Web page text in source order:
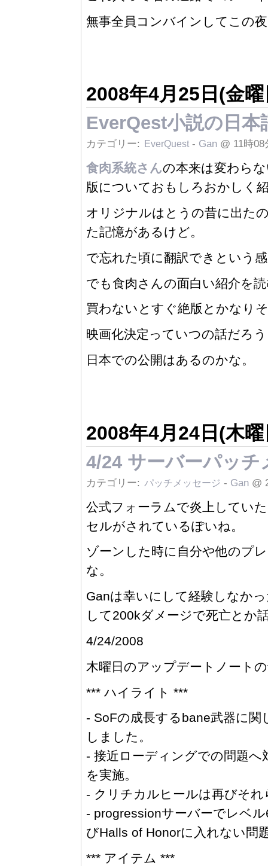
無事全員コンバインしてこの
2008年4月25日(金
EverQest小説の日本
カテゴリー: EverQuest- Gan @ 11時08
食肉系統さんの本来は変わら
版についておもしろおかしく
オリジナルはとうの昔に出た
た記憶があるけど。
で忘れた頃に翻訳できという
でも食肉さんの面白い紹介を
買わないとすぐ絶版とかなり
映画化決定っていつの話だろ
日本での公開はあるのかな。
2008年4月24日(木
4/24 サーバーパッチ
カテゴリー: パッチメッセージ - Gan @
公式フォーラムで炎上してい
セルがされているぽいね。
ゾーンした時に自分や他のプ
な。
Ganは幸いにして経験しなか
して200kダメージで死亡とか
4/24/2008
木曜日のアップデートノート
*** ハイライト ***
- SoFの成長するbane武器に
しました。
- 接近ローディングでの問題
を実施。
- クリチカルヒールは再びそ
- progressionサーバーでレベ
びHalls of Honorに入れない問
*** アイテム ***